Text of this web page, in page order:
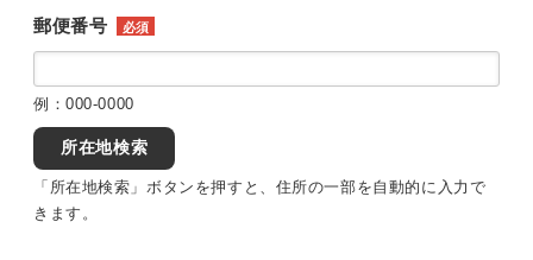
郵便番号 必須
例：000-0000
所在地検索
「所在地検索」ボタンを押すと、住所の一部を自動的に入力で
きます。